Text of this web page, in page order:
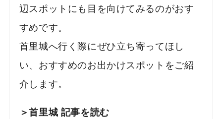
辺スポットにも目を向けてみるのがおす
すめです。
首里城へ行く際にぜひ立ち寄ってほし
い、おすすめのお出かけスポットをご紹
介します。
＞首里城 記事を読む